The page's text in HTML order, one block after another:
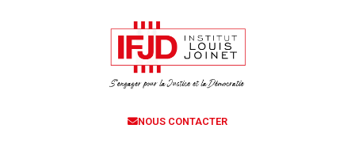
NOUS CONTACTER